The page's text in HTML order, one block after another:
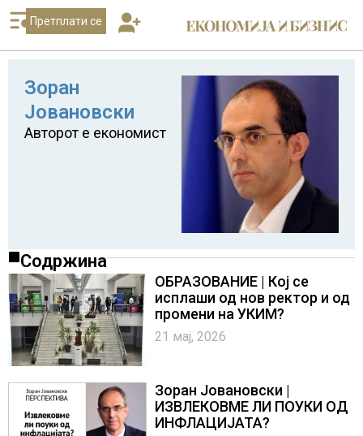
Претплати се
Зоран
Јовановски
Авторот е економист
Содржина
ОБРАЗОВАНИЕ | Кој се
исплаши од нов ректор и од
промени на УКИМ?
21 мај, 2026
Зоран Јовановски |
ИЗВЛЕКОВМЕ ЛИ ПОУКИ ОД
ИНФЛАЦИЈАТА?